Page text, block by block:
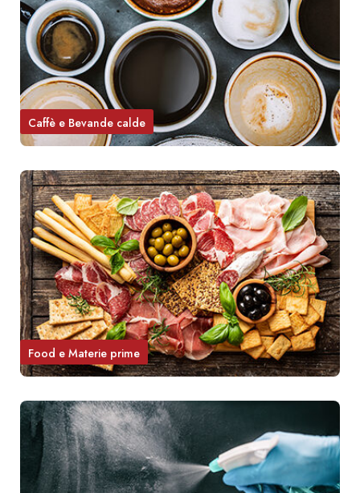
Caffè e Bevande calde
Food e Materie prime